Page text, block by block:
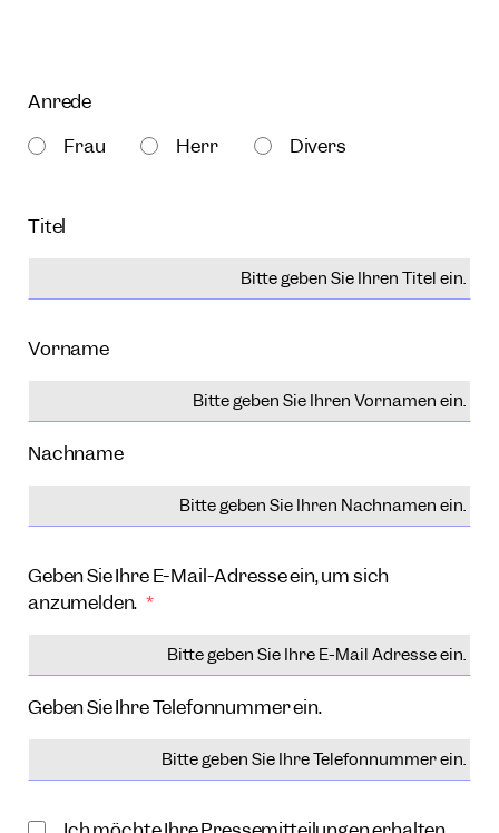
Anrede
Frau
Herr Divers
Titel
Vorname
Nachname
Geben Sie Ihre E-Mail-Adresse ein, um sich
anzumelden.
Geben Sie Ihre Telefonnummer ein.